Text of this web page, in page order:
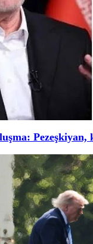
Pezeşkiyan,